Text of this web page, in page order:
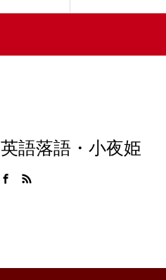
英語落語・小夜姫